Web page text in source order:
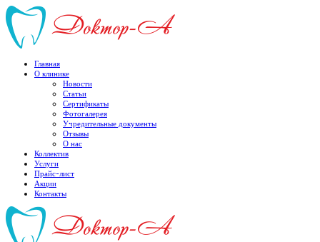
Главная
О клинике
Новости
Статьи
Сертификаты
Фотогалерея
Учредительные документы
Отзывы
О нас
Коллектив
Услуги
Прайс-лист
Акции
Контакты